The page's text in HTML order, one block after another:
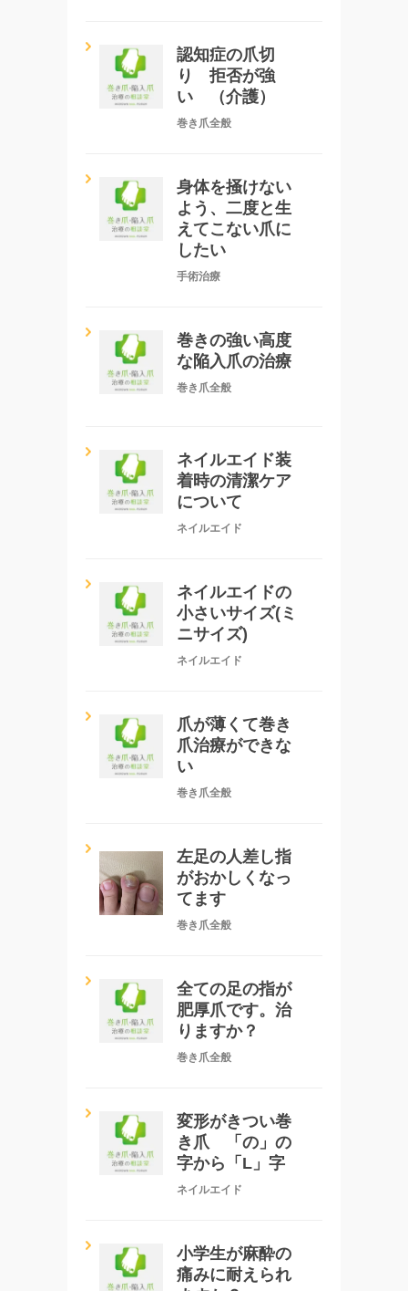
認知症の爪切
り 拒否が強
い （介護）
巻き爪全般
身体を掻けない
よう、二度と生
えてこない爪に
したい
手術治療
巻きの強い高度
な陥入爪の治療
巻き爪全般
ネイルエイド装
着時の清潔ケア
について
ネイルエイド
ネイルエイドの
小さいサイズ(ミ
ニサイズ)
ネイルエイド
爪が薄くて巻き
爪治療ができな
い
巻き爪全般
左足の人差し指
がおかしくなっ
てます
巻き爪全般
全ての足の指が
肥厚爪です。治
りますか？
巻き爪全般
変形がきつい巻
き爪 「の」の
字から「L」字
ネイルエイド
小学生が麻酔の
痛みに耐えられ